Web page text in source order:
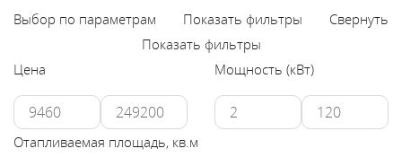
2-
888-
555
Выбор по параметрам Показать фильтры
Свернуть
Показать фильтры
Цена
Мощность (кВт)
Отапливаемая площадь, кв.м